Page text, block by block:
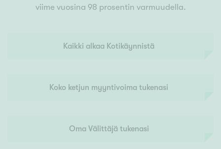
viime vuosina 98 prosentin varmuudella.
Kaikki alkaa Kotikäynnistä
Koko ketjun myyntivoima tukenasi
Oma Välittäjä tukenasi